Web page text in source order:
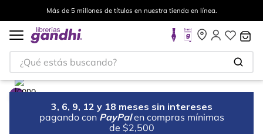
Más de 5 millones de títulos en nuestra tienda en línea.
¿Qué estás buscando?
3, 6, 9, 12 y 18 meses sin intereses
pagando con PayPal en compras mínimas
de $2,500